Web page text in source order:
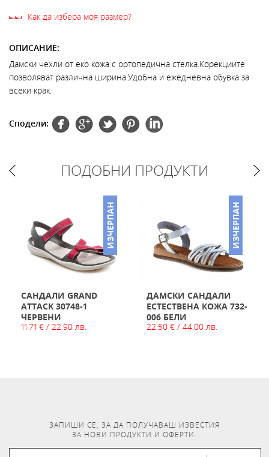
Как да избера моя размер?
ОПИСАНИЕ:
Дамски чехли от еко кожа с ортопедична стелка.Корекциите
позволяват различна ширина.Удобна и ежедневна обувка за
всеки крак.
Сподели:
ПОДОБНИ ПРОДУКТИ
ИЗЧЕРПАН
САНДАЛИ GRAND
ATTACK 30748-1
ЧЕРВЕНИ
11.71 € / 22.90 лв.
ИЗЧЕРПАН
ДАМСКИ САНДАЛИ
ЕСТЕСТВЕНА КОЖА 732-
006 БЕЛИ
22.50 € / 44.00 лв.
ЗАПИШИ СЕ, ЗА ДА ПОЛУЧАВАШ ИЗВЕСТИЯ
ЗА НОВИ ПРОДУКТИ И ОФЕРТИ.